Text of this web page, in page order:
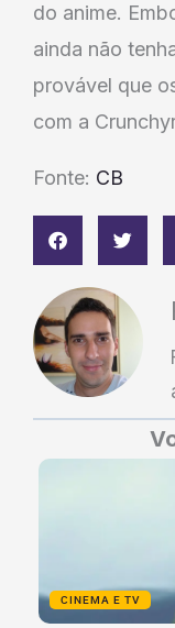
do anime.
ainda não
provável que
com a
Fonte: CB
CINEMA E TV